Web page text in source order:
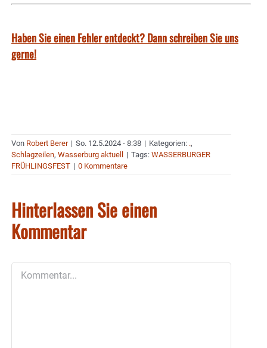
Haben Sie einen Fehler entdeckt? Dann schreiben Sie uns
gerne!
Von Robert Berer | So. 12.5.2024 - 8:38 | Kategorien: .,
Schlagzeilen, Wasserburg aktuell | Tags: WASSERBURGER
FRÜHLINGSFEST | 0 Kommentare
Hinterlassen Sie einen
Kommentar